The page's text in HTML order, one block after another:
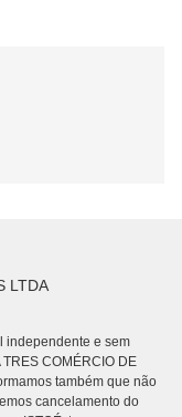
LTDA
independente e sem
COMÉRCIO DE
também que não
cancelamento do